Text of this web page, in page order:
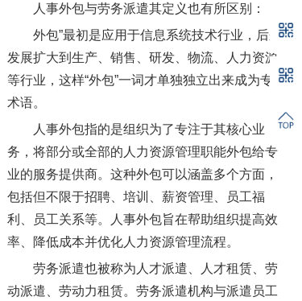
人事外包与劳务派遣其定义也有所区别：
外包”最初是应用于信息系统技术行业，后来
发展扩大到生产、销售、研发、物流、人力资源
等行业，这样“外包”一词才单独独立出来成为专业
术语。
人事外包指的是组织为了专注于其核心业
务，将部分或全部的人力资源管理职能外包给专
业的服务提供商。这种外包可以涵盖多个方面，
包括但不限于招聘、培训、薪资管理、员工福
利、员工关系等。人事外包旨在帮助组织提高效
率、降低成本并优化人力资源管理流程。
劳务派遣也被称为人才派遣、人才租赁、劳
动派遣、劳动力租赁。劳务派遣机构与派遣员工